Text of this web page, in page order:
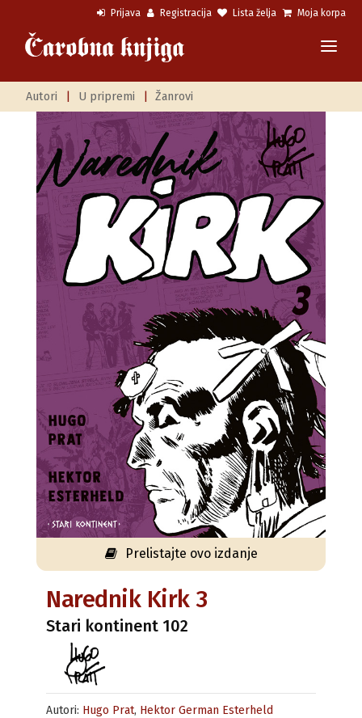
Prijava Registracija Lista želja Moja korpa
Autori U pripremi Žanrovi
Prelistajte ovo izdanje
Narednik Kirk 3
Stari kontinent 102
Autori: Hugo Prat, Hektor German Esterheld